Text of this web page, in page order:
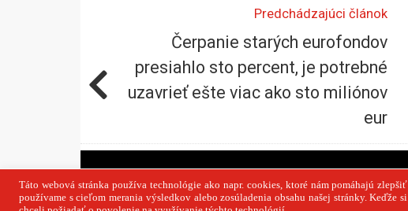
Predchádzajúci článok
Čerpanie starých eurofondov
presiahlo sto percent, je potrebné
uzavrieť ešte viac ako sto miliónov
eur